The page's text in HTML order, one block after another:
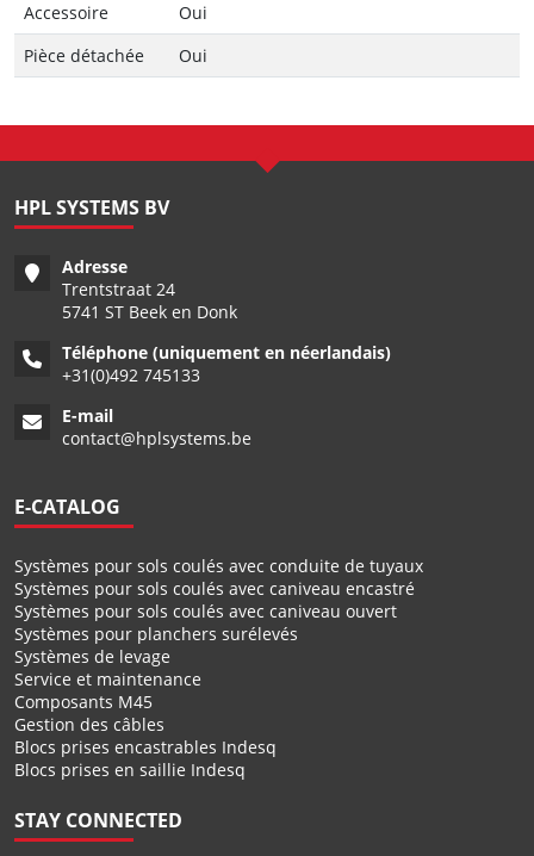
Accessoire
Oui
Pièce détachée
Oui
HPL SYSTEMS BV
Adresse
Trentstraat 24
5741 ST Beek en Donk
Téléphone (uniquement en néerlandais)
+31(0)492 745133
E-mail
contact@hplsystems.be
E-CATALOG
Systèmes pour sols coulés avec conduite de tuyaux
Systèmes pour sols coulés avec caniveau encastré
Systèmes pour sols coulés avec caniveau ouvert
Systèmes pour planchers surélevés
Systèmes de levage
Service et maintenance
Composants M45
Gestion des câbles
Blocs prises encastrables Indesq
Blocs prises en saillie Indesq
STAY CONNECTED